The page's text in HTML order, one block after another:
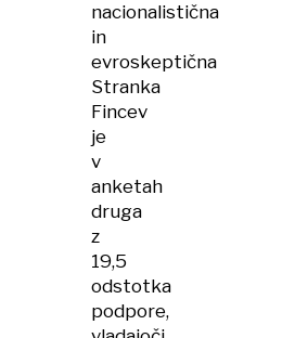
nacionalistična
in
evroskeptična
Stranka
Fincev
je
v
anketah
druga
z
19,5
odstotka
podpore,